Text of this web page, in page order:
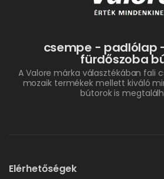
csempe - padlólap
fürdőszoba
A Valore márka választékában fali
mozaik termékek mellett kiváló
bútorok is
Elérhetőségek